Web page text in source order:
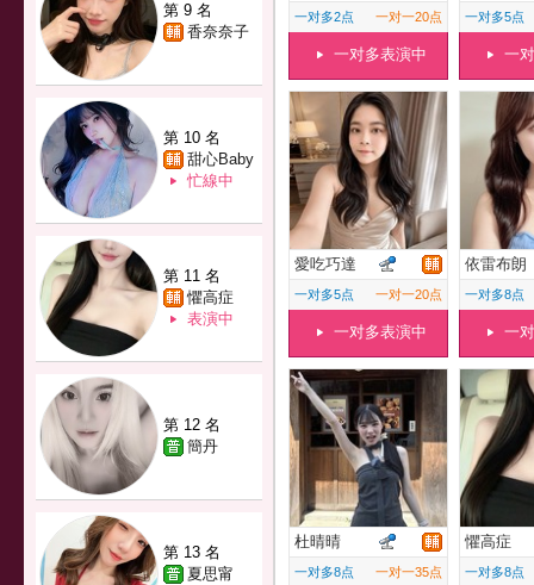
第 9 名
香奈奈子
第 10 名
甜心Baby
忙線中
第 11 名
懼高症
表演中
第 12 名
簡丹
第 13 名
夏思甯
一对多2点 一对一20点
一对多表演中
一对多5点
一
愛吃巧達
一对多5点 一对一20点
一对多表演中
依雷布朗
一对多8点
一
杜晴晴
一对多8点 一对一35点
懼高症
一对多8点